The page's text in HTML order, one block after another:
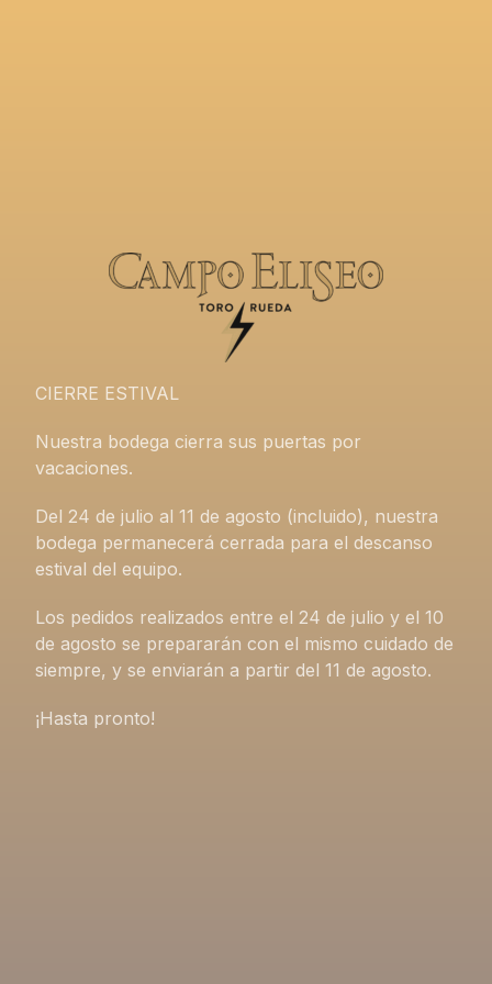
CIERRE ESTIVAL
Nuestra bodega cierra sus puertas por
vacaciones.
Del 24 de julio al 11 de agosto (incluido), nuestra
bodega permanecerá cerrada para el descanso
estival del equipo.
Los pedidos realizados entre el 24 de julio y el 10
de agosto se prepararán con el mismo cuidado de
siempre, y se enviarán a partir del 11 de agosto.
¡Hasta pronto!